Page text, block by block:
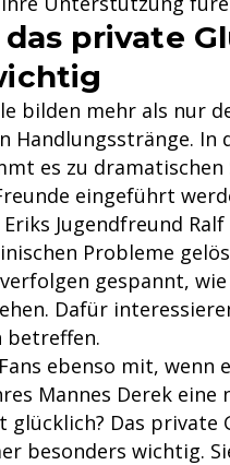
private
bilden mehr als nur
Handlungsstränge. In
es zu
eingeführt
Jugendfreund Ralf
Probleme
gespannt,
Dafür
betreffen.
ebenso mit, wenn
Mannes Derek eine
glücklich? Das private
besonders wichtig.